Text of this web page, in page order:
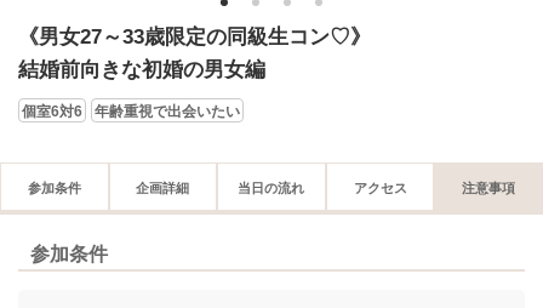
1 2 3 4
《男女27～33歳限定の同級生コン♡》
結婚前向きな初婚の男女編
個室6対6 年齢重視で出会いたい
参加条件 企画詳細 当日の流れ アクセス 注意事項
参加条件